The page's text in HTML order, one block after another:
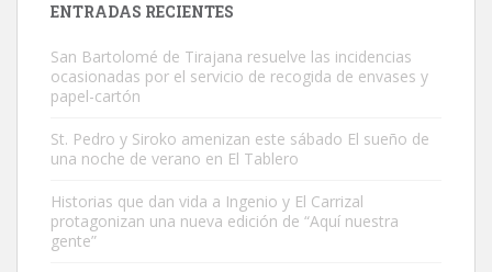
Busco adopción responsable para mi perra. Pastor alemán,
hembra, 4 años. Por motivos personales ...
Leales.org » Gran Canaria
ENTRADAS RECIENTES
San Bartolomé de Tirajana resuelve las incidencias
ocasionadas por el servicio de recogida de envases y
papel-cartón
St. Pedro y Siroko amenizan este sábado El sueño de
una noche de verano en El Tablero
Historias que dan vida a Ingenio y El Carrizal
protagonizan una nueva edición de “Aquí nuestra
gente”